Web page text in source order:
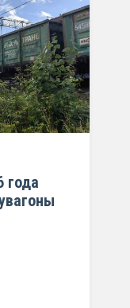
года